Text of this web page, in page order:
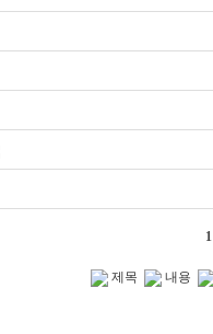
1
제목 내용